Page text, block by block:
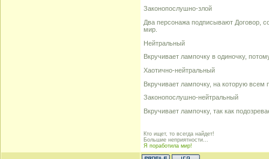
Законопослушно-злой
Два персонажа подписывают Договор,
мир.
Нейтральный
Вкручивает лампочку в одиночку,
Хаотично-нейтральный
Вкручивает лампочку, на которую всем
Законопослушно-нейтральный
Вкручивает лампочку, так как
Кто ищет, то всегда найдет!
Большие неприятности...
Я поработила мир!